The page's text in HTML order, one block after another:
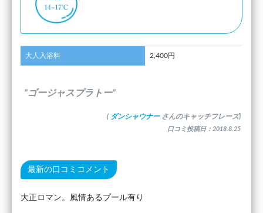
大人入浴料 2,400円
”ゴージャスプラトー”
( ダンシャウナー さんのキャッチフレーズ)
口コミ投稿日：2018.8.25
最新の口コミコメント
大正ロマン。風情あるプール有り